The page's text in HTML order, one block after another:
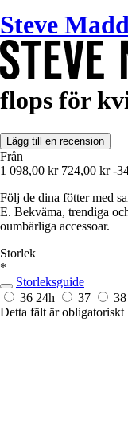
Steve
flops för
Lägg till en recension
Från
1 098,00 kr 724,00 kr -
Följ de dina fötter med
E. Bekväma, trendiga
oumbärliga accessoar.
Storlek
*
Storleksguide
36 24h 37 38
Detta fält är obligatoriskt